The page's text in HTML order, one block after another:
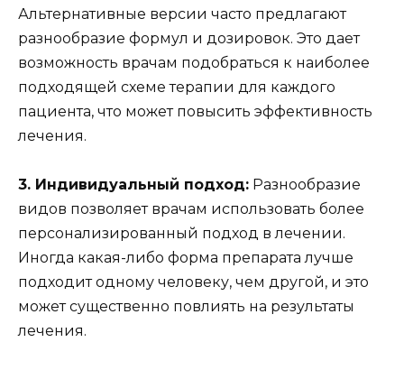
Альтернативные версии часто предлагают
разнообразие формул и дозировок. Это дает
возможность врачам подобраться к наиболее
подходящей схеме терапии для каждого
пациента, что может повысить эффективность
лечения.
3. Индивидуальный подход: Разнообразие
видов позволяет врачам использовать более
персонализированный подход в лечении.
Иногда какая-либо форма препарата лучше
подходит одному человеку, чем другой, и это
может существенно повлиять на результаты
лечения.